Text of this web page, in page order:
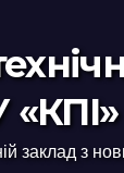
заклад з